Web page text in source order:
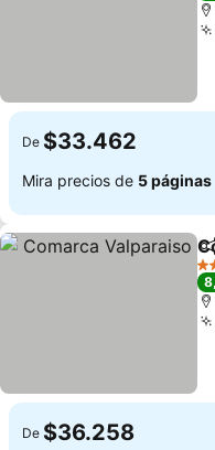
De $33.462
Mira precios de 5 páginas
3
De $36.258